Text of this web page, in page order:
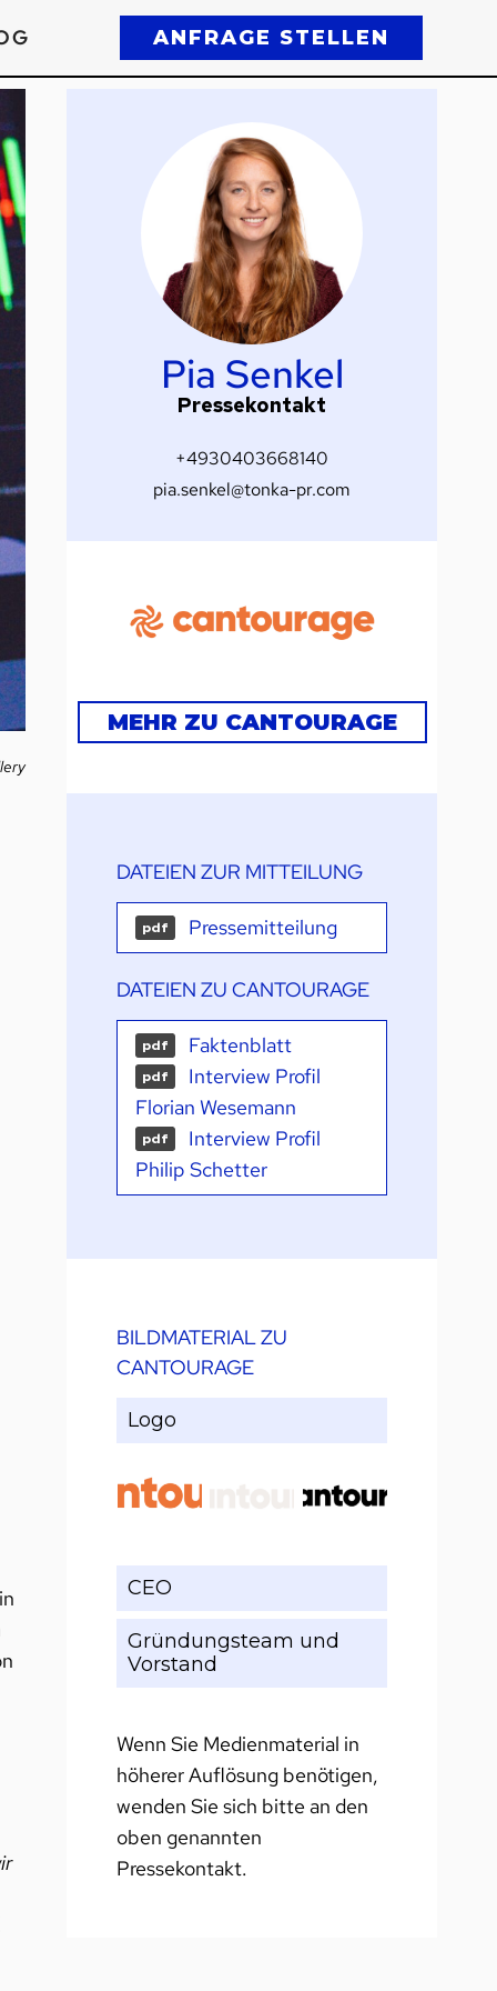
ANFRAGE STELLEN
Pia Senkel
Pressekontakt
+4930403668140
pia.senkel@tonka-pr.com
MEHR ZU CANTOURAGE
DATEIEN ZUR MITTEILUNG
pdf Pressemitteilung
DATEIEN ZU CANTOURAGE
pdf Faktenblatt
pdf
Interview Profil
Florian Wesemann
pdf
Interview Profil
Philip Schetter
BILDMATERIAL ZU
CANTOURAGE
Logo
CEO
Gründungsteam und
Vorstand
Wenn Sie Medienmaterial in
höherer Auflösung benötigen,
wenden Sie sich bitte an den
oben genannten
Pressekontakt.